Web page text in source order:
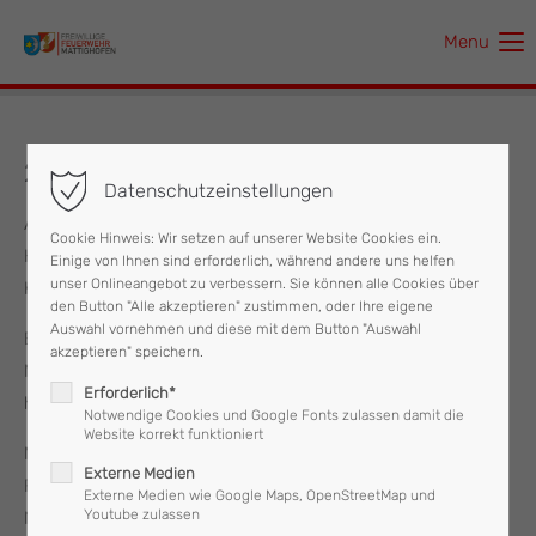
Der Eintrag "offcanvas-col1" existiert leider nicht.
Der Eintrag "offcanvas-col3" existiert leider nicht.
Der Eintrag "offcanvas-col4" existiert leider nicht.
Menu
21.04.2016 - Personenrettung
Am Donnerstag, den 21. April wurde um 15:35 Uhr die
Hubsteigergruppe der Feuerwehr Mattighofen vom Roten
Kreuz zu einer Personenrettung alarmiert.
Eine Person mußte aus dem 06. Stock eines
Mehrparteienhauses so rasch und schonend wie möglich
herunter gebracht werden.
Mittels der Teleskopmastbühne wurde die Rettung über das
Fenster durchgeführt und die Person anschließend dem
Notarzt-Team am Boden wieder übergeben.
Datenschutzeinstellungen
Cookie Hinweis: Wir setzen auf unserer Website Cookies ein.
Einige von Ihnen sind erforderlich, während andere uns helfen
unser Onlineangebot zu verbessern. Sie können alle Cookies über
den Button "Alle akzeptieren" zustimmen, oder Ihre eigene
Auswahl vornehmen und diese mit dem Button "Auswahl
akzeptieren" speichern.
Erforderlich*
Notwendige Cookies und Google Fonts zulassen damit die
Website korrekt funktioniert
Externe Medien
Externe Medien wie Google Maps, OpenStreetMap und
Youtube zulassen